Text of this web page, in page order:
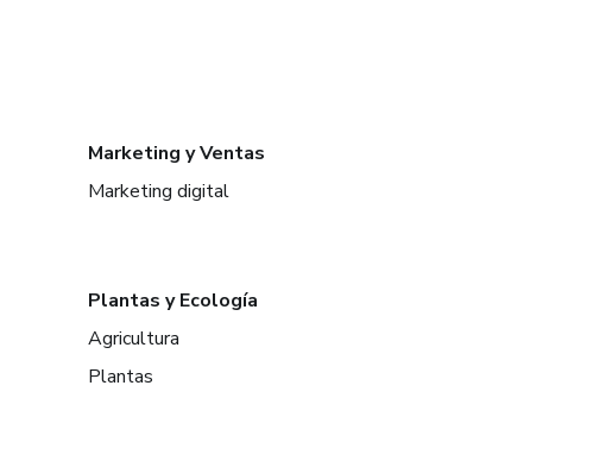
Marketing y Ventas
Marketing digital
Plantas y Ecología
Agricultura
Plantas